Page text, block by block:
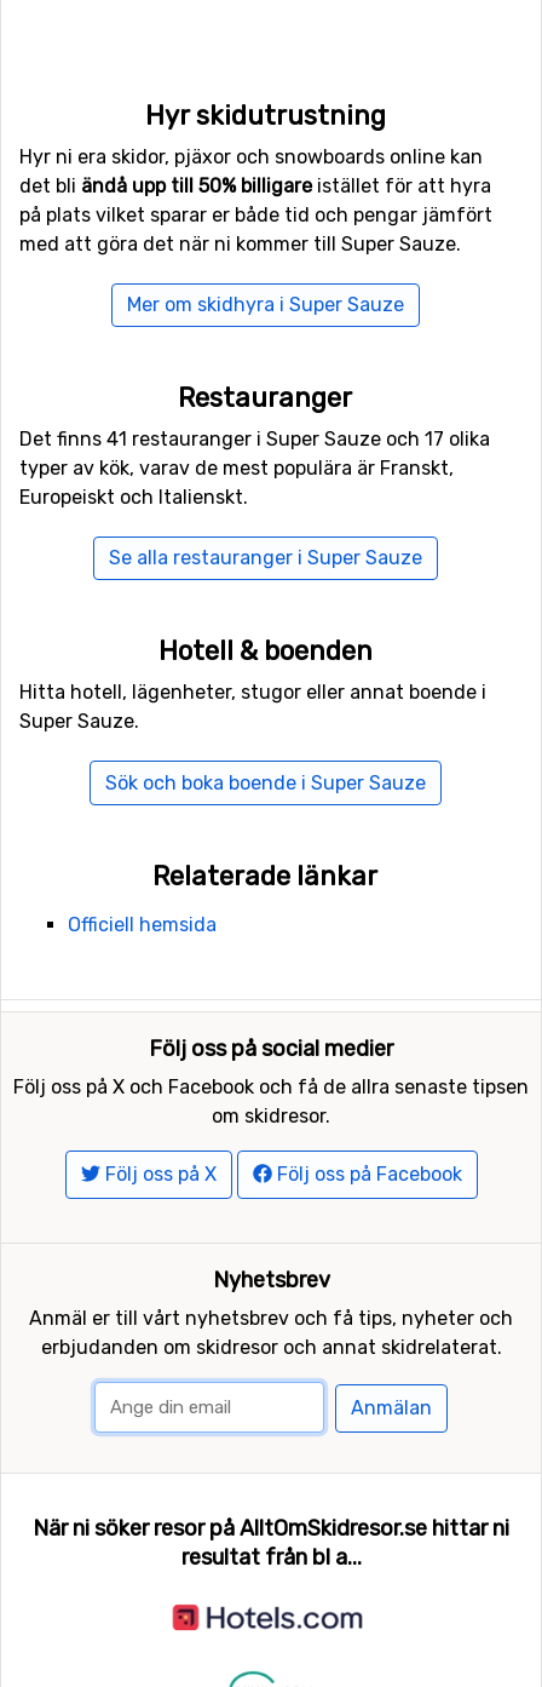
Flyg till Super Sauze
Vill man flyga till Super Sauze så ligger flygplatsen Nice
Cote d'Azurnärmast, på ett avstånd av 89 kilometer
från skidorten. Det är även möjligt att flyga till
flygplatsernaTorino International Airport, Turin, som
ligger 121 kilometer bort, och Grenoble Saint Geoirs
Närmaste skidorter till Super Sauze
Alldeles runt hörnet, med bara ett avstånd på 7
kilometer från Super Sauze liggerPra-Loup. Ni hittar
även skidorternaVal d'Allos - La Foux
avstånd ochVal d'Allos - Le Seignus, 14 kilometer från
Super Sauze.
Hyr skidutrustning
Hyr ni era skidor, pjäxor och snowboards online kan
det bli ändå upp till 50% billigareistället för att hyra
på plats vilket sparar er både tid och pengar jämfört
med att göra det när ni kommer till Super Sauze.
Mer om skidhyra i Super Sauze
Restauranger
Det finns 41 restauranger i Super Sauze och 17 olika
typer av kök, varav de mest populära är Franskt,
Europeiskt och Italienskt.
Se alla restauranger i Super Sauze
Hotell & boenden
Hitta hotell, lägenheter, stugor eller annat boende i
Super Sauze.
Sök och boka boende i Super Sauze
Relaterade länkar
Officiell hemsida
Följ oss på social medier
Följ oss på X och Facebook och få de allra senaste tipsen
om skidresor.
Följ oss på X Följ oss på Facebook
Nyhetsbrev
Anmäl er till vårt nyhetsbrev och få tips, nyheter och
erbjudanden om skidresor och annat skidrelaterat.
Anmälan
När ni söker resor på AlltOmSkidresor.se hittar ni
resultat från bl a...